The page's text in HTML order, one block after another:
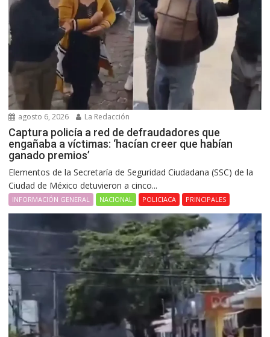
agosto 6, 2026 La Redacción
Captura policía a red de defraudadores que
engañaba a víctimas: ‘hacían creer que habían
ganado premios’
Elementos de la Secretaría de Seguridad Ciudadana (SSC) de la
Ciudad de México detuvieron a cinco...
INFORMACIÓN GENERAL NACIONAL POLICIACA PRINCIPALES